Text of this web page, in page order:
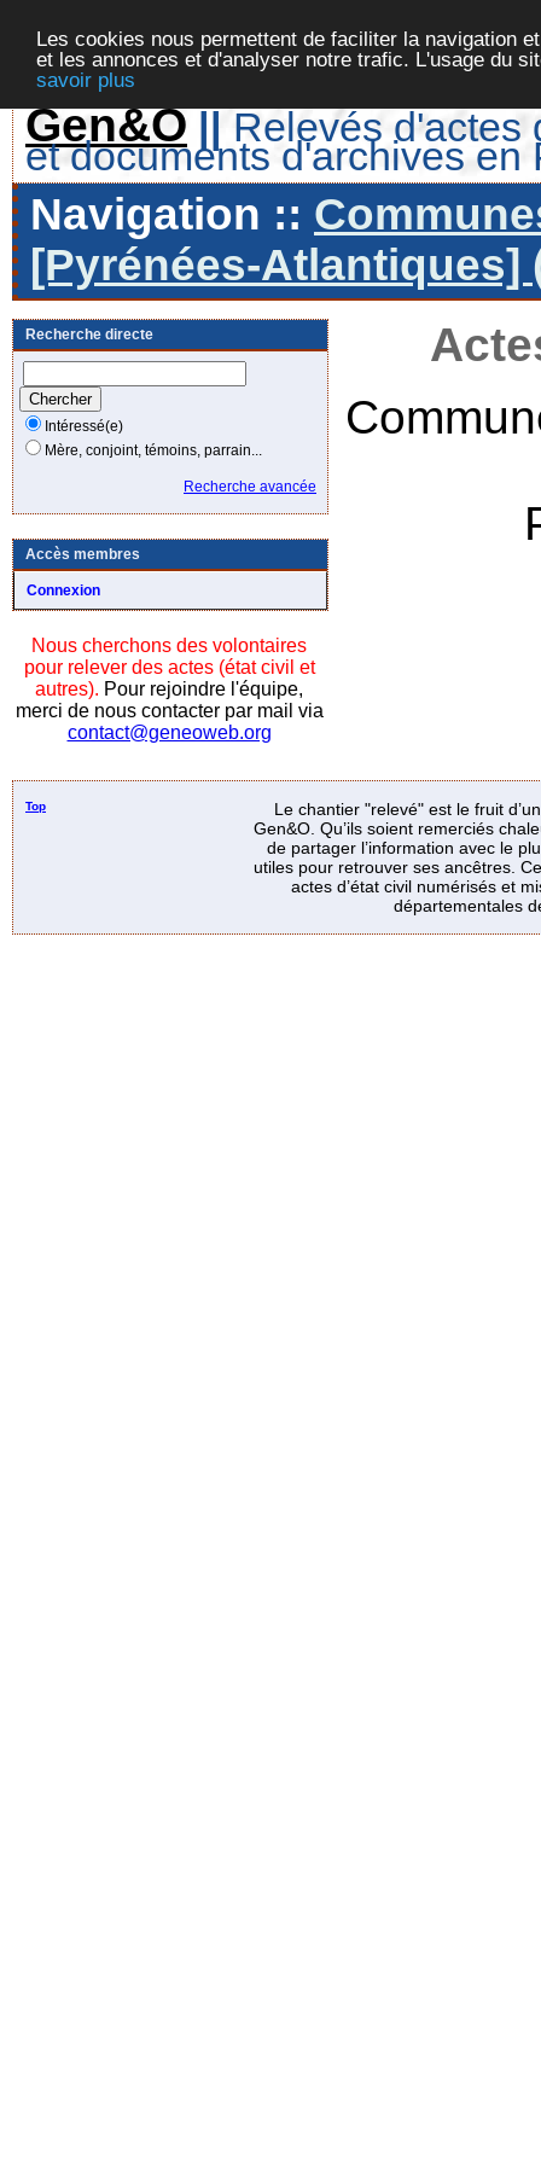
Les cookies nous permettent de faciliter la navigation
et les annonces et d'analyser notre trafic. L'usage du
savoir plus
Gen&O || Relevés d'actes
et documents d'archives en
Navigation ::
[Pyrénées-Atlantiques]
Recherche directe
Intéressé(e)
Mère, conjoint, témoins, parrain...
Recherche avancée
Accès membres
Connexion
Nous cherchons des volontaires
pour relever des actes (état civil et
autres). Pour rejoindre l'équipe,
merci de nous contacter par mail via
contact@geneoweb.org
Top
Le chantier "relevé" est le fruit
Gen&O. Qu’ils soient remerciés
de partager l’information avec le
utiles pour retrouver ses ancêtres.
actes d’état civil numérisés et
départementales